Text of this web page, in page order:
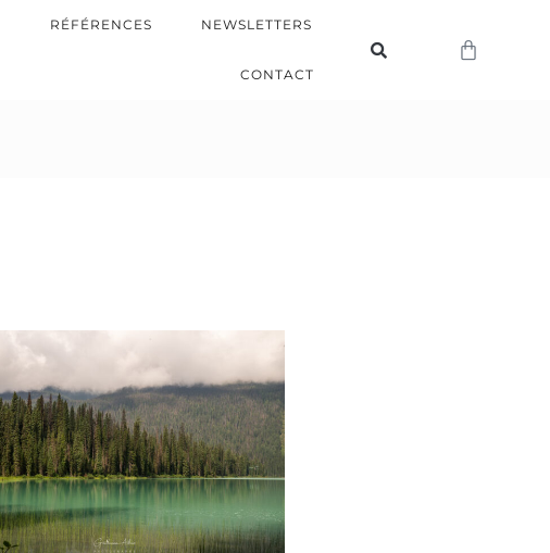
RÉFÉRENCES NEWSLETTERS
CONTACT